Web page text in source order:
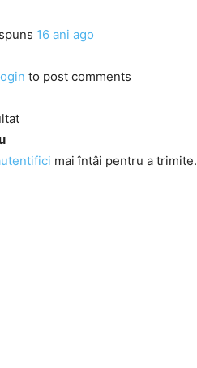
16 ani ago
to post comments
mai întâi pentru a trimite.